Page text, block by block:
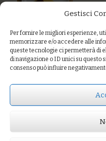
Gestisci
Per fornire le migliori esperienze,
memorizzare e/o accedere alle
queste tecnologie ci permetterà di
di navigazione o ID unici su questo
consenso può influire
Torta al cacao e
frutta con
composta